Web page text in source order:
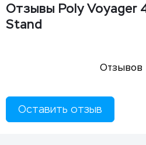
Отзывы Poly Voyager
Stand
Отзывов
Оставить отзыв